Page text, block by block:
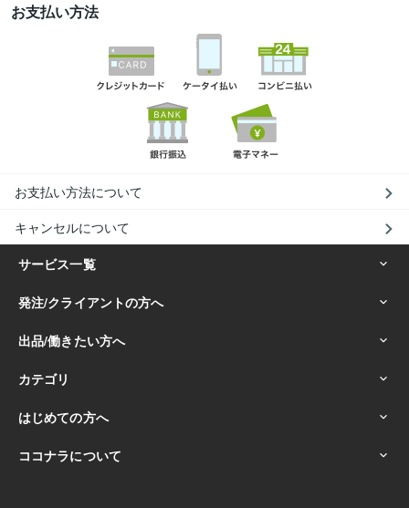
お支払い方法
お支払い方法について
キャンセルについて